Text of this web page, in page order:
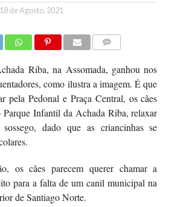
18 de Agosto, 2021
Riba, na Assomada, ganhou nos
como ilustra a imagem. É que
pela Pedonal e Praça Central, os cães
Parque Infantil da Achada Riba, relaxar
dado que as criancinhas se
os cães parecem querer chamar a
para a falta de um canil municipal na
de Santiago Norte.